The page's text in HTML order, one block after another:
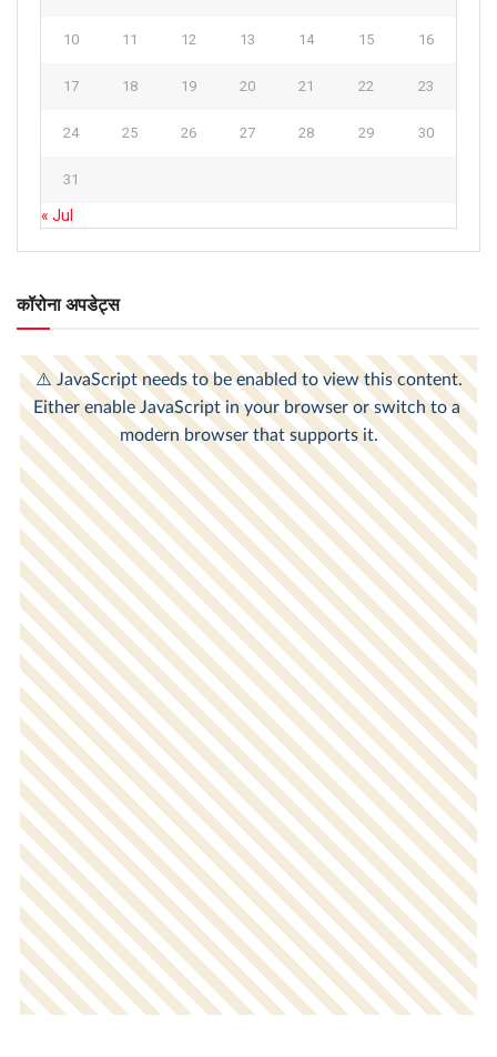
10 11 12 13 14 15 16
17 18 19 20 21 22 23
24 25 26 27 28 29 30
31
« Jul
कॉरोना अपडेट्स